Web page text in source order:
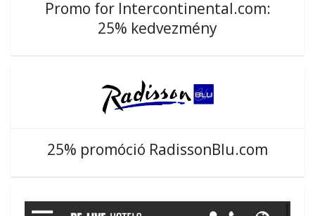
Promo for Intercontinental.com:
25% kedvezmény
25% promóció RadissonBlu.com